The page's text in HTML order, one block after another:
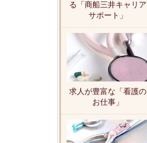
る「商船三井キャリア
サポート」
求人が豊富な「看護の
お仕事」